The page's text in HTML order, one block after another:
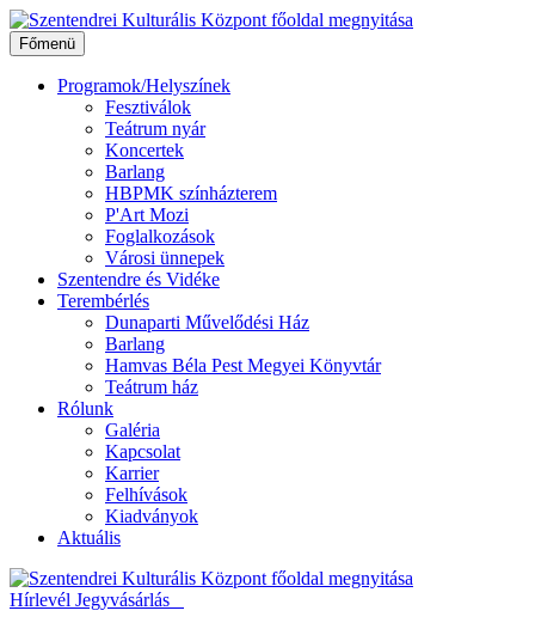
Ugrás
a
tartalomhoz
Főmenü
Programok/Helyszínek
Fesztiválok
Teátrum nyár
Koncertek
Barlang
HBPMK színházterem
P'Art Mozi
Foglalkozások
Városi ünnepek
Szentendre és Vidéke
Terembérlés
Dunaparti Művelődési Ház
Barlang
Hamvas Béla Pest Megyei Könyvtár
Teátrum ház
Rólunk
Galéria
Kapcsolat
Karrier
Felhívások
Kiadványok
Aktuális
Hírlevél Jegyvásárlás